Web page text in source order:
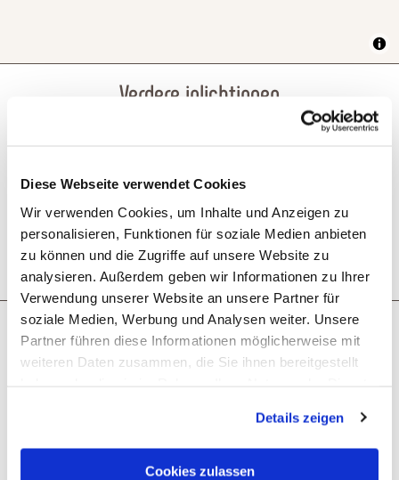
Diese Webseite verwendet Cookies
Wir verwenden Cookies, um Inhalte und Anzeigen zu
personalisieren, Funktionen für soziale Medien anbieten
zu können und die Zugriffe auf unsere Website zu
analysieren. Außerdem geben wir Informationen zu Ihrer
Verwendung unserer Website an unsere Partner für
soziale Medien, Werbung und Analysen weiter. Unsere
Partner führen diese Informationen möglicherweise mit
weiteren Daten zusammen, die Sie ihnen bereitgestellt
Cookies, wenn Sie unsere Webseite weiterhin nutzen.
Details zeigen
Cookies zulassen
Verdere inlichtingen
Openingstijden
Rustdagen
Wat zou je als volgende willen